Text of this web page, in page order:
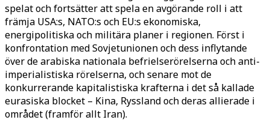
spelat och fortsätter att spela en avgörande roll i att
främja USA:s, NATO:s och EU:s ekonomiska,
energipolitiska och militära planer i regionen. Först i
konfrontation med Sovjetunionen och dess inflytande
över de arabiska nationala befrielserörelserna och anti-
imperialistiska rörelserna, och senare mot de
konkurrerande kapitalistiska krafterna i det så kallade
eurasiska blocket – Kina, Ryssland och deras allierade i
området (framför allt Iran).